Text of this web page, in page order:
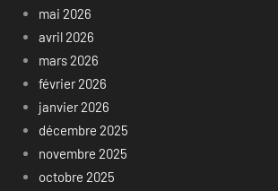
mai 2026
avril 2026
mars 2026
février 2026
janvier 2026
décembre 2025
novembre 2025
octobre 2025